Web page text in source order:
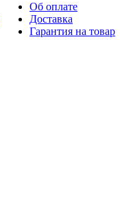
Об оплате
Доставка
Гарантия на товар